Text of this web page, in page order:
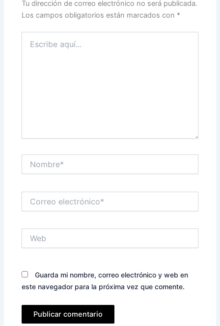
Tu dirección de correo electrónico no será publicada.
Los campos obligatorios están marcados con *
aquí...
electrónico*
Guarda mi nombre, correo electrónico y web en
este navegador para la próxima vez que comente.